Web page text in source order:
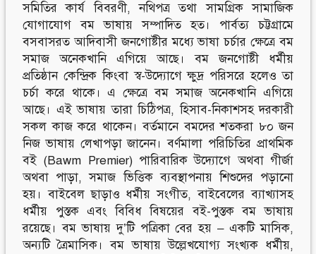
সমিতির কার্য বিবরণী, নথিপত্র তথা সামগ্রিক সামাজিক
যোগাযোগ বম ভাষায় সম্পাদিত হত। পার্বত্য চট্টগ্রামে
বসবাসরত আদিবাসী জনগোষ্টীর মধ্যে ভাষা চর্চার ক্ষেত্রে বম
সমাজ অনেকখানি এগিয়ে আছে। বম জনগোষ্টী ধর্মীয়
প্রতিষ্ঠান কেন্দ্রিক কিংবা স্ব-উদ্যোগে ক্ষুদ্র পরিসরে হলেও তা
চর্চা করে থাকে। এ ক্ষেত্রে বম সমাজ অনেকখানি এগিয়ে
আছে। এই ভাষায় তারা চিঠিপত্র, হিসাব-নিকাশসহ দরকারী
সকল কাজ করে থাকেন। বর্তমানে বমদের শতকরা ৮০ জন
নিজ ভাষায় লেখাপড়া জানেন। বর্ণমালা পরিচিতির প্রাথমিক
বই (Bawm Premier) পারিবারিক উদ্যোগে অথবা গীর্জা
অথবা পাড়া, সমাজ ভিত্তিক ব্যবস্থাপনায় শিশুদের পড়ানো
হয়। বাইবেল ছাড়াও ধর্মীয় সংগীত, বাইবেলের ব্যাখ্যাসহ
ধর্মীয় পুস্তক এবং বিবিধ বিষয়ের বই-পুস্তক বম ভাষায়
রয়েছে। বম ভাষায় দু’টি পত্রিকা বের হয় – একটি মাসিক,
অন্যটি ত্রৈমাসিক। বম ভাষায় উল্লেখযোগ্য সংখ্যক ধর্মীয়,